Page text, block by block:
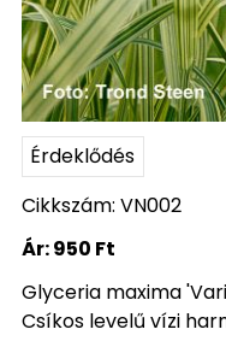
Érdeklődés
Cikkszám: VN002
Ár:950 Ft
Glyceria maxima
Csíkos levelű vízi